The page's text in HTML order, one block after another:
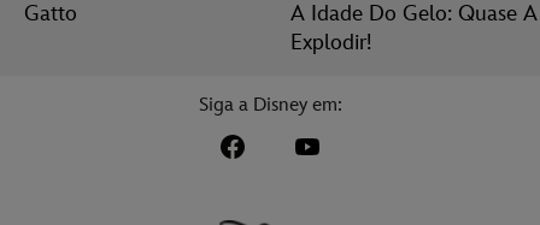
Gatto
A Idade Do Gelo: Quase A
Explodir!
Siga a Disney em: